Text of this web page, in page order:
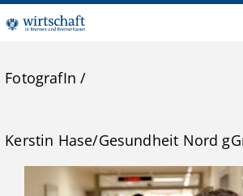
FotografIn /
Kerstin Hase/Gesundheit Nord